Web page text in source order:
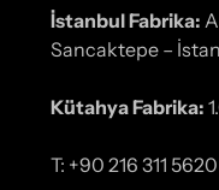
İstanbul Fabrika:
Sancaktepe –
Kütahya Fabrika:
T: +90 216 311